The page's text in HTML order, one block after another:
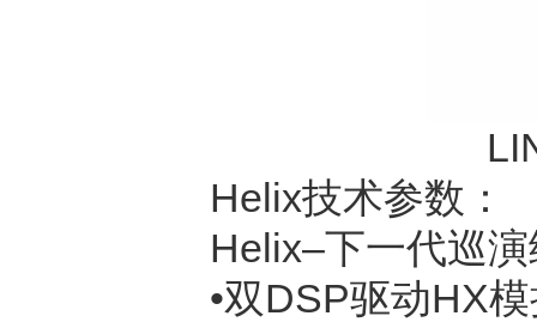
Helix技术参数：
Helix–下一代巡
•双DSP驱动HX